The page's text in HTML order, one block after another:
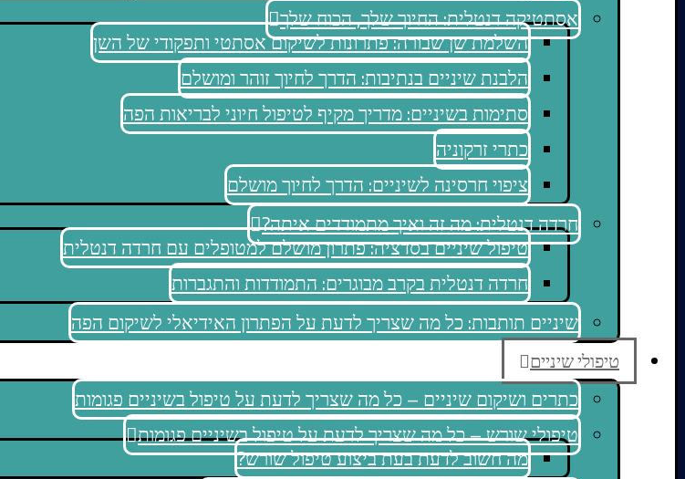
אסתטיקה דנטלית: החיוך שלך, הכוח שלך
השלמת שן שבורה: פתרונות לשיקום אסתטי ותפקודי של השן
הלבנת שיניים בנתיבות: הדרך לחיוך זוהר ומושלם
סתימות בשיניים: מדריך מקיף לטיפול חיוני לבריאות הפה
כתרי זרקוניה
ציפוי חרסינה לשיניים: הדרך לחיוך מושלם
חרדה דנטלית: מה זה ואיך מתמודדים איתה?
טיפול שיניים בסדציה: פתרון מושלם למטופלים עם חרדה דנטלית
חרדה דנטלית בקרב מבוגרים: התמודדות והתגברות
שיניים תותבות: כל מה שצריך לדעת על הפתרון האידיאלי לשיקום הפה
טיפולי שיניים
כתרים ושיקום שיניים – כל מה שצריך לדעת על טיפול בשיניים פגומות
טיפולי שורש – כל מה שצריך לדעת על טיפול בשיניים פגומות
מה חשוב לדעת בעת ביצוע טיפול שורש?